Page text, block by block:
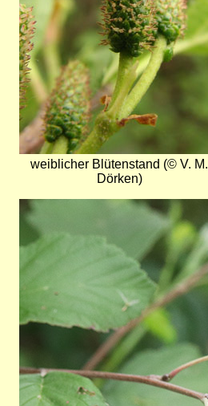
weiblicher Blütenstand (© V. M.
Dörken)
Bild